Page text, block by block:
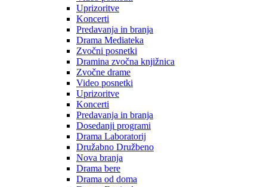
Uprizoritve
Koncerti
Predavanja in branja
Drama Mediateka
Zvočni posnetki
Dramina zvočna knjižnica
Zvočne drame
Video posnetki
Uprizoritve
Koncerti
Predavanja in branja
Dosedanji programi
Drama Laboratorij
Družabno Družbeno
Nova branja
Drama bere
Drama od doma